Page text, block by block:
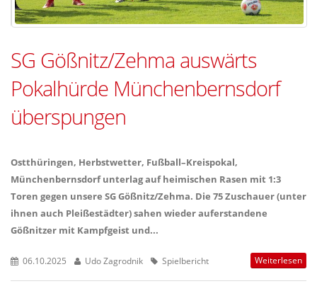
SG Gößnitz/Zehma auswärts
Pokalhürde Münchenbernsdorf
überspungen
Ostthüringen, Herbstwetter, Fußball–Kreispokal,
Münchenbernsdorf unterlag auf heimischen Rasen mit 1:3
Toren gegen unsere SG Gößnitz/Zehma. Die 75 Zuschauer (unter
ihnen auch Pleißestädter) sahen wieder auferstandene
Gößnitzer mit Kampfgeist und...
06.10.2025 Udo Zagrodnik Spielbericht Weiterlesen